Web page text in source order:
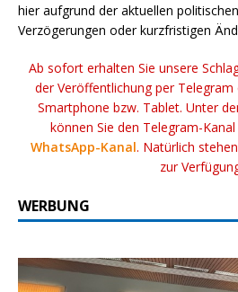
hier aufgrund der aktuellen
Verzögerungen oder kurzfristigen
Ab sofort erhalten Sie unsere
der Veröffentlichung per
Smartphone bzw. Tablet. Unter
können Sie den Telegram-
WhatsApp-Kanal. Natürlich
zur
WERBUNG